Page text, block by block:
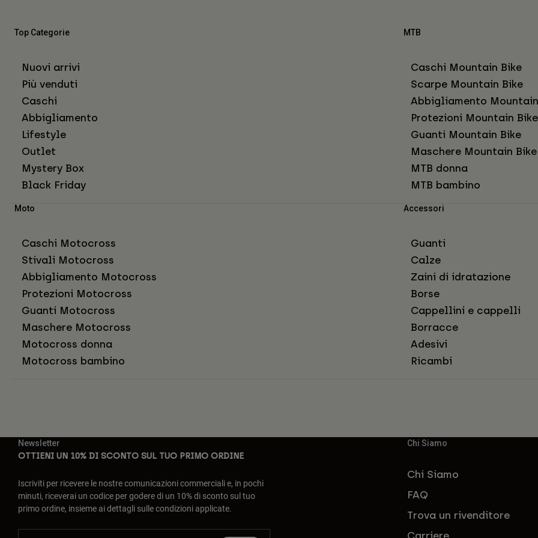
Top Categorie
Nuovi arrivi
Più venduti
Caschi
Abbigliamento
Lifestyle
Outlet
Mystery Box
Black Friday
MTB
Caschi Mountain Bike
Scarpe Mountain Bike
Abbigliamento
Protezioni Mountain Bike
Guanti Mountain Bike
Maschere Mountain Bike
MTB donna
MTB bambino
Moto
Caschi Motocross
Stivali Motocross
Abbigliamento Motocross
Protezioni Motocross
Guanti Motocross
Maschere Motocross
Motocross donna
Motocross bambino
Accessori
Guanti
Calze
Zaini di idratazione
Borse
Cappellini e cappelli
Borracce
Adesivi
Ricambi
Newsletter
OTTIENI UN 10% DI SCONTO SUL TUO PRIMO ORDINE
Iscriviti per ricevere le nostre comunicazioni commerciali e, in pochi
minuti, riceverai un codice per godere di un 10% di sconto sul tuo
primo ordine, insieme ai dettagli sulle condizioni applicate.
Chi Siamo
Chi Siamo
FAQ
Trova un rivenditore